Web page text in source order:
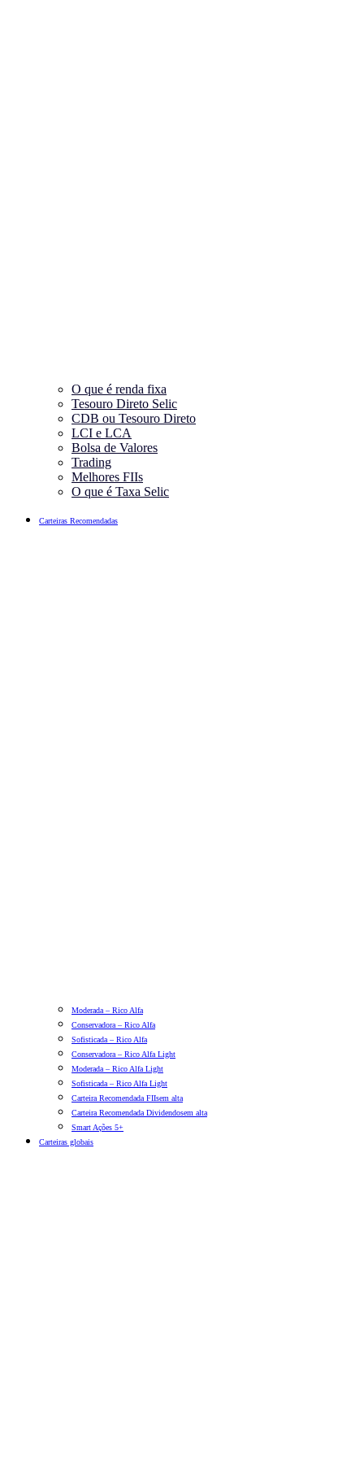
O que é renda fixa
Tesouro Direto Selic
CDB ou Tesouro Direto
LCI e LCA
Bolsa de Valores
Trading
Melhores FIIs
O que é Taxa Selic
Carteiras Recomendadas
Moderada – Rico Alfa
Conservadora – Rico Alfa
Sofisticada – Rico Alfa
Conservadora – Rico Alfa Light
Moderada – Rico Alfa Light
Sofisticada – Rico Alfa Light
Carteira Recomendada FIIsem alta
Carteira Recomendada Dividendosem alta
Smart Ações 5+
Carteiras globais